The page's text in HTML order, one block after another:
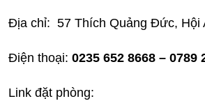
Địa chỉ: 57 Thích Quảng Đức, Hội
Điện thoại: 0235 652 8668 – 0789
Link đặt phòng: